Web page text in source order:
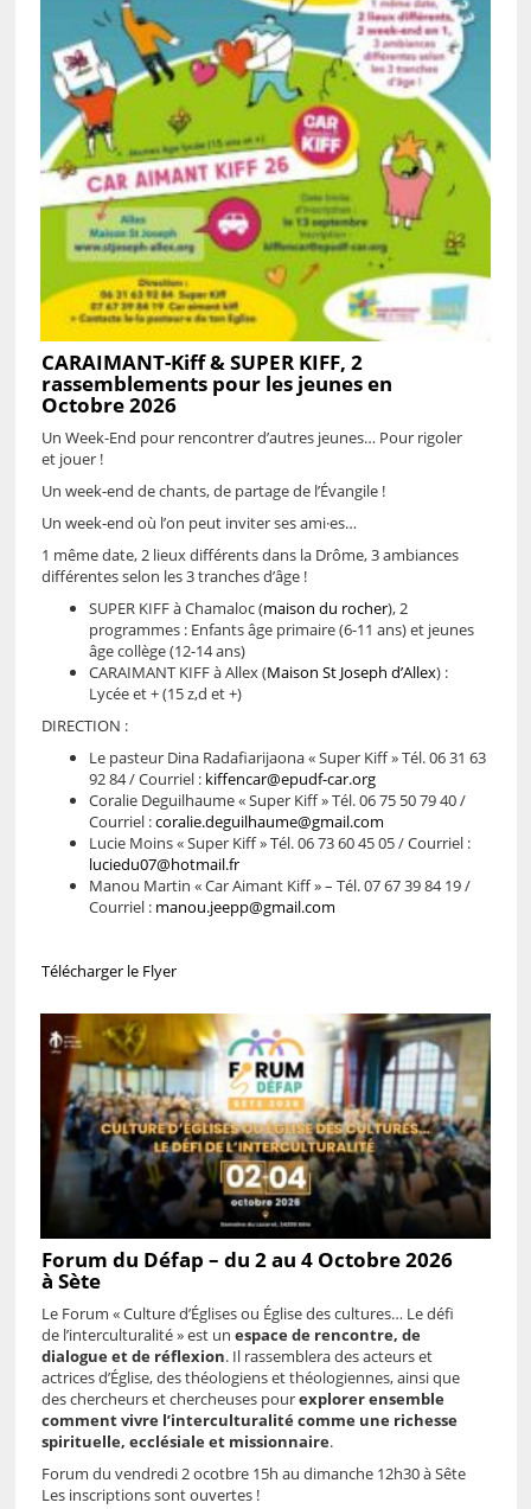
CARAIMANT-Kiff & SUPER KIFF, 2
rassemblements pour les jeunes en
Octobre 2026
Un Week-End pour rencontrer d’autres jeunes… Pour rigoler
et jouer !
Un week-end de chants, de partage de l’Évangile !
Un week-end où l’on peut inviter ses ami·es…
1 même date, 2 lieux différents dans la Drôme, 3 ambiances
différentes selon les 3 tranches d’âge !
SUPER KIFF à Chamaloc (maison du rocher), 2
programmes : Enfants âge primaire (6-11 ans) et jeunes
âge collège (12-14 ans)
CARAIMANT KIFF à Allex (Maison St Joseph d’Allex) :
Lycée et + (15 z,d et +)
DIRECTION :
Le pasteur Dina Radafiarijaona « Super Kiff » Tél. 06 31 63
92 84 / Courriel : kiffencar@epudf-car.org
Coralie Deguilhaume « Super Kiff » Tél. 06 75 50 79 40 /
Courriel :coralie.deguilhaume@gmail.com
Lucie Moins « Super Kiff » Tél. 06 73 60 45 05 / Courriel :
luciedu07@hotmail.fr
Manou Martin « Car Aimant Kiff » – Tél. 07 67 39 84 19 /
Courriel : manou.jeepp@gmail.com
Télécharger le Flyer
Forum du Défap – du 2 au 4 Octobre 2026
à Sète
Le Forum « Culture d’Églises ou Église des cultures… Le défi
de l’interculturalité » est un espace de rencontre, de
dialogue et de réflexion. Il rassemblera des acteurs et
actrices d’Église, des théologiens et théologiennes, ainsi que
des chercheurs et chercheuses pourexplorer ensemble
comment vivre l’interculturalité comme une richesse
spirituelle, ecclésiale et missionnaire.
Forum du vendredi 2 ocotbre 15h au dimanche 12h30 à Sête
Les inscriptions sont ouvertes !